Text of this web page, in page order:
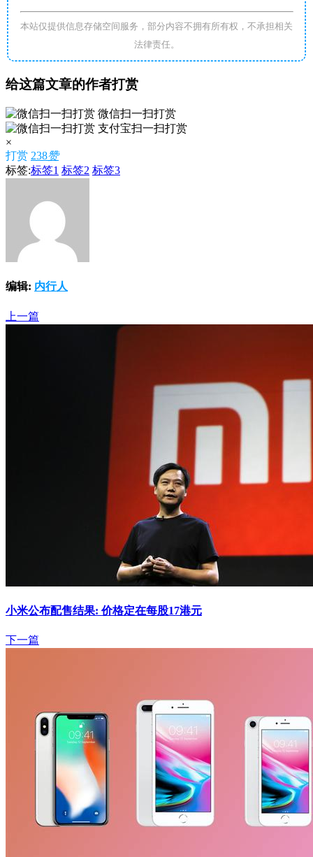
本站仅提供信息存储空间服务，部分内容不拥有所有权，不承担相关
法律责任。
给这篇文章的作者打赏
微信扫一扫打赏
支付宝扫一扫打赏
×
打赏 238赞
标签:标签1 标签2 标签3
编辑: 内行人
上一篇
小米公布配售结果: 价格定在每股17港元
下一篇